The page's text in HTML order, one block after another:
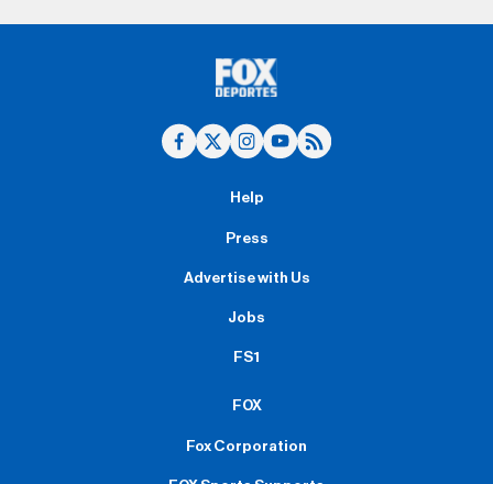
Help
Press
Advertise with Us
Jobs
FS1
FOX
Fox Corporation